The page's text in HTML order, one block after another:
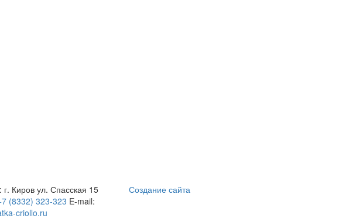
Киров ул. Спасская 15
(8332) 323-323 E-mail:
criollo.ru
Создание сайта